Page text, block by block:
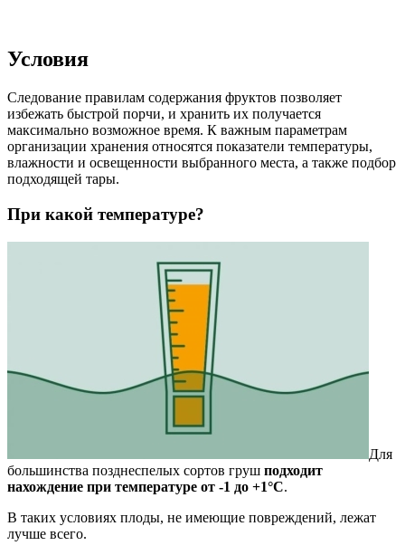
Условия
Следование правилам содержания фруктов позволяет
избежать быстрой порчи, и хранить их получается
максимально возможное время. К важным параметрам
организации хранения относятся показатели температуры,
влажности и освещенности выбранного места, а также подбор
подходящей тары.
При какой температуре?
Для
большинства позднеспелых сортов груш подходит
нахождение при температуре от -1 до +1°С.
В таких условиях плоды, не имеющие повреждений, лежат
лучше всего.